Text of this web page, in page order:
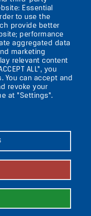
Essential
to use the
provide better
performance
aggregated data
marketing
relevant content
ALL", you
You can accept and
revoke your
at "Settings".